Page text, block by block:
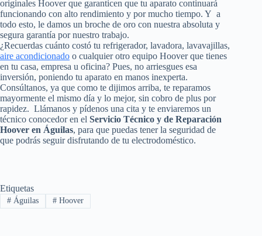
originales Hoover que garanticen que tu aparato continuará
funcionando con alto rendimiento y por mucho tiempo. Y a
todo esto, le damos un broche de oro con nuestra absoluta y
segura garantía por nuestro trabajo.
¿Recuerdas cuánto costó tu refrigerador, lavadora, lavavajillas,
aire acondicionado o cualquier otro equipo Hoover que tienes
en tu casa, empresa u oficina? Pues, no arriesgues esa
inversión, poniendo tu aparato en manos inexperta.
Consúltanos, ya que como te dijimos arriba, te reparamos
mayormente el mismo día y lo mejor, sin cobro de plus por
rapidez. Llámanos y pídenos una cita y te enviaremos un
técnico conocedor en el Servicio Técnico y de Reparación
Hoover en Águilas, para que puedas tener la seguridad de
que podrás seguir disfrutando de tu electrodoméstico.
Etiquetas
#Águilas #Hoover